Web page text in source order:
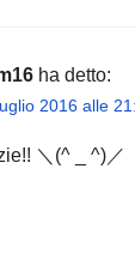
ha detto:
2016 alle
＼(^ _ ^)／